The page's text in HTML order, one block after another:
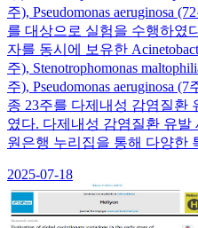
주), Pseudomonas aeruginosa
를 대상으로 실험을 수행하였
자를 동시에 보유한
주), Stenotrophomonas
주), Pseudomonas aeruginosa
종 23주를 다제내성 감염질환
였다. 다제내성 감염질환 유
원은행 누리집을 통해 다양한
2025-07-18